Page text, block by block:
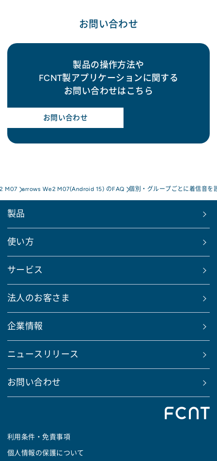
お問い合わせ
製品の操作方法や
FCNT製アプリケーションに関する
お問い合わせはこちら
お問い合わせ
M07 arrows We2 M07(Android 15) のFAQ 個別・グループごとに着信音を
製品
使い方
サービス
法人のお客さま
企業情報
ニュースリリース
お問い合わせ
利用条件・免責事項
個人情報の保護について